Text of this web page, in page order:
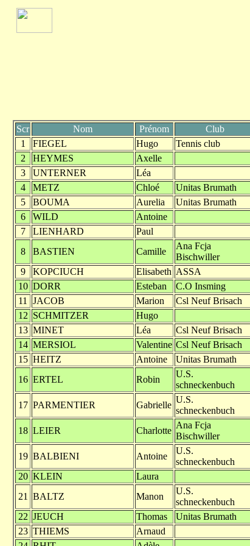
Scr Nom Prénom Club
1
FIEGEL Hugo Tennis club
2
HEYMES Axelle
3
UNTERNER Léa
4
METZ Chloé Unitas Brumath
5
BOUMA Aurelia Unitas Brumath
6
WILD Antoine
7
LIENHARD Paul
8
BASTIEN Camille
Ana Fcja
Bischwiller
9
KOPCIUCH Elisabeth ASSA
10 DORR Esteban C.O Insming
11
JACOB Marion Csl Neuf Brisach
12 SCHMITZER Hugo
13 MINET Léa Csl Neuf Brisach
14 MERSIOL Valentine Csl Neuf Brisach
15 HEITZ Antoine Unitas Brumath
16 ERTEL Robin
U.S.
schneckenbuch
17 PARMENTIER Gabrielle
U.S.
schneckenbuch
18 LEIER Charlotte
Ana Fcja
Bischwiller
19 BALBIENI Antoine
U.S.
schneckenbuch
20 KLEIN Laura
21
BALTZ Manon
U.S.
schneckenbuch
22 JEUCH Thomas Unitas Brumath
23 THIEMS Arnaud